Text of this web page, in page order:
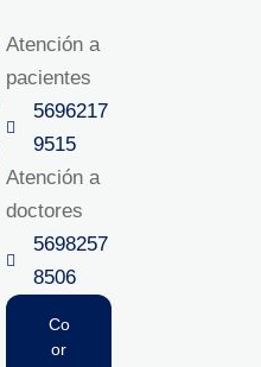
Atención a
pacientes
5696217
9515‬
Atención a
doctores
5698257
8506‬
Co
or